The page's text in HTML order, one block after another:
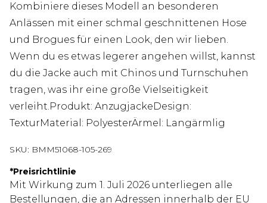
Kombiniere dieses Modell an besonderen
Anlässen mit einer schmal geschnittenen Hose
und Brogues für einen Look, den wir lieben.
Wenn du es etwas legerer angehen willst, kannst
du die Jacke auch mit Chinos und Turnschuhen
tragen, was ihr eine große Vielseitigkeit
verleiht.Produkt: AnzugjackeDesign:
TexturMaterial: PolyesterÄrmel: Langärmlig
SKU: BMM51068-105-269
*Preisrichtlinie
Mit Wirkung zum 1. Juli 2026 unterliegen alle
Bestellungen, die an Adressen innerhalb der EU